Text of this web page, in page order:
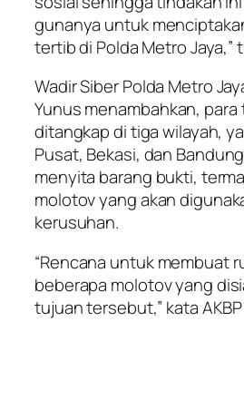
gunanya untuk
tertib di Polda Metro Jaya,”
Wadir Siber Polda Metro
Yunus menambahkan,
ditangkap di tiga wilayah,
Pusat, Bekasi, dan
menyita barang bukti,
molotov yang akan
kerusuhan.
“Rencana untuk membuat
beberapa molotov yang
tujuan tersebut,” kata